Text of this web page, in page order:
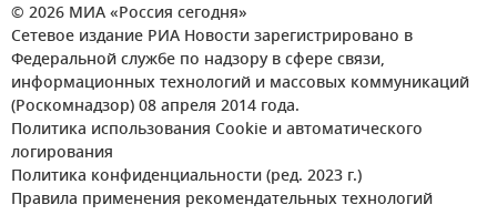
© 2026 МИА «Россия сегодня»
Сетевое издание РИА Новости зарегистрировано в
Федеральной службе по надзору в сфере связи,
информационных технологий и массовых коммуникаций
(Роскомнадзор) 08 апреля 2014 года.
Политика использования Cookie и автоматического
логирования
Политика конфиденциальности (ред. 2023 г.)
Правила применения рекомендательных технологий